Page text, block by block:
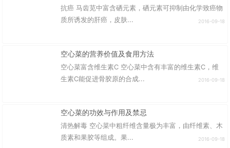
抗癌 马齿苋中富含硒元素，硒元素可抑制由化学致癌物
质所诱发的肝癌，皮肤...
2016-09-18
空心菜的营养价值及食用方法
空心菜富含维生素C 空心菜中含有丰富的维生素C，维
生素C能促进骨胶原的合成...
2016-09-18
空心菜的功效与作用及禁忌
清热解毒 空心菜中粗纤维含量极为丰富，由纤维素、木
质素和果胶等组成。果...
2016-09-18